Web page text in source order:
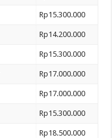
Rp15.300.000
Rp14.200.000
Rp15.300.000
Rp17.000.000
Rp17.000.000
Rp15.300.000
Rp18.500.000